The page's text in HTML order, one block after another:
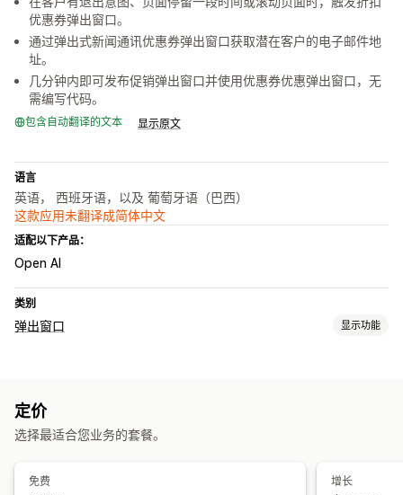
优惠券弹出窗口。
通过弹出式新闻通讯优惠券弹出窗口获取潜在客户的电子邮件地
址。
几分钟内即可发布促销弹出窗口并使用优惠券优惠弹出窗口，无
需编写代码。
包含自动翻译的文本 显示原文
语言
英语， 西班牙语，以及 葡萄牙语（巴西）
这款应用未翻译成简体中文
适配以下产品：
Open AI
类别
弹出窗口 显示功能
退出意图
同意弹出窗口 自定义弹出窗口
定价
选择最适合您业务的套餐。
免费 增长